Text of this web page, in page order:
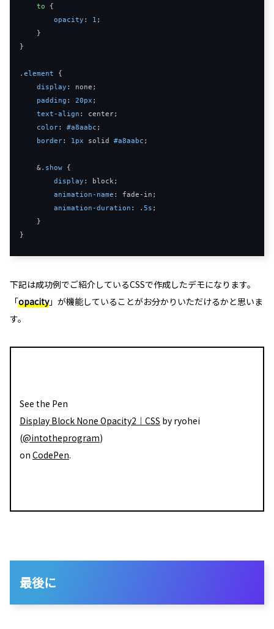
to {
opacity : 1 ;
    }
}
.element {
display : none;
padding : 20px ;
text-align : center;
color: #a8aabc ;
border: 1px solid #a8aabc ;
    &
.show {
display : block;
animation-name : fade-in;
animation-duration : . 5s ;
    }
下記は成功例でご紹介しているCSSで作成したデモになります。
「opacity」が機能していることがお分かりいただけるかと思いま
す。
See the Pen
Display Block None Opacity2｜CSS by ryohei
(@intotheprogram)
on CodePen.
最後に